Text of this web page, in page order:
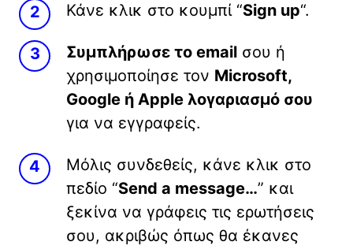
Κάνε κλικ στο κουμπί “Sign up“.
Συμπλήρωσε το email σου ή
χρησιμοποίησε τον Microsoft,
Google ή Apple λογαριασμό σου
για να εγγραφείς.
Μόλις συνδεθείς, κάνε κλικ στο
πεδίο “Send a message…” και
ξεκίνα να γράφεις τις ερωτήσεις
σου, ακριβώς όπως θα έκανες